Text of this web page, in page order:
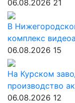
06.08.2026 21
В
комплекс
06.08.2026 15
На Курском
производство
06.08.2026 12